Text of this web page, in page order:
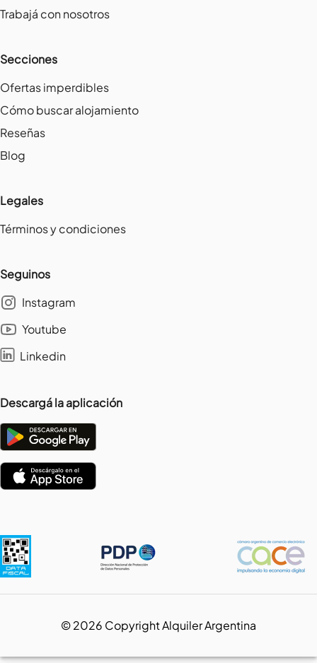
Trabajá con nosotros
Secciones
Ofertas imperdibles
Cómo buscar alojamiento
Reseñas
Blog
Legales
Términos y condiciones
Seguinos
Instagram
Youtube
Linkedin
Descargá la aplicación
©2026 Copyright Alquiler Argentina